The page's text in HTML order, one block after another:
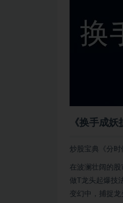
《换手成
炒股宝典《分
在波澜壮阔的
做T龙头起爆技
变幻中，捕捉龙